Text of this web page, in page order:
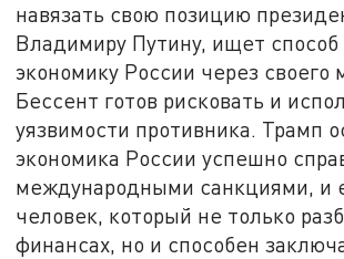
навязать свою позицию
Владимиру Путину, ищет способ
экономику России через своего
Бессент готов рисковать и
уязвимости противника. Трамп
экономика России успешно
международными санкциями, и
человек, который не только
финансах, но и способен